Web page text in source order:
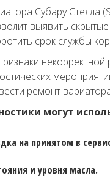
Субару
выявить
срок службы
ремонт
могут
на принятом в
и уровня масла.